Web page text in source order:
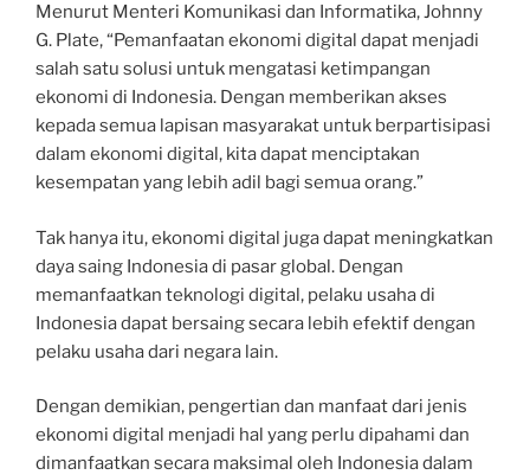
Menurut Menteri Komunikasi dan Informatika, Johnny
G. Plate, “Pemanfaatan ekonomi digital dapat menjadi
salah satu solusi untuk mengatasi ketimpangan
ekonomi di Indonesia. Dengan memberikan akses
kepada semua lapisan masyarakat untuk berpartisipasi
dalam ekonomi digital, kita dapat menciptakan
kesempatan yang lebih adil bagi semua orang.”
Tak hanya itu, ekonomi digital juga dapat meningkatkan
daya saing Indonesia di pasar global. Dengan
memanfaatkan teknologi digital, pelaku usaha di
Indonesia dapat bersaing secara lebih efektif dengan
pelaku usaha dari negara lain.
Dengan demikian, pengertian dan manfaat dari jenis
ekonomi digital menjadi hal yang perlu dipahami dan
dimanfaatkan secara maksimal oleh Indonesia dalam